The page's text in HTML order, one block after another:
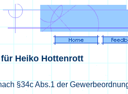
Heiko Hottenrott
§34c Abs.1 der